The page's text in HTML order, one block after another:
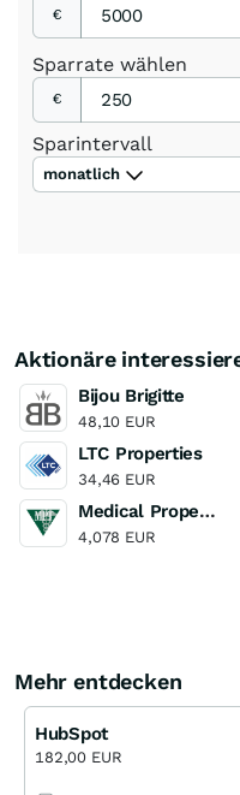
€
Sparrate wählen
€
Sparintervall
monatlich
Aktionäre
Bijou Brigitte
48,10 EUR
LTC Properties
34,46 EUR
Medical Properties Trust
4,078 EUR
Mehr entdecken
HubSpot
182,00 EUR